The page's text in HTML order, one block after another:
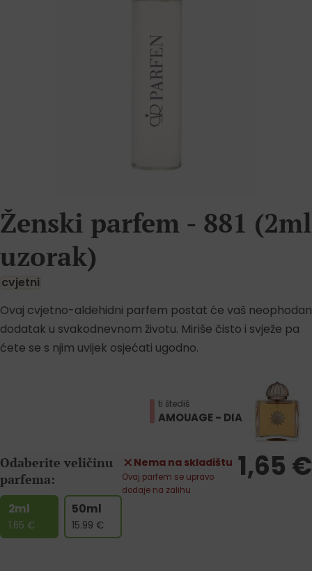
Ženski parfem - 881 (2ml
uzorak)
cvjetni
Ovaj cvjetno-aldehidni parfem postat će vaš neophodan
dodatak u svakodnevnom životu. Miriše čisto i svježe pa
ćete se s njim uvijek osjećati ugodno.
ti štediš
AMOUAGE - DIA
Odaberite veličinu
parfema:
2ml
1.65 €
50ml
15.99 €
Nema na skladištu
Ovaj parfem se upravo
dodaje na zalihu
1,65 €